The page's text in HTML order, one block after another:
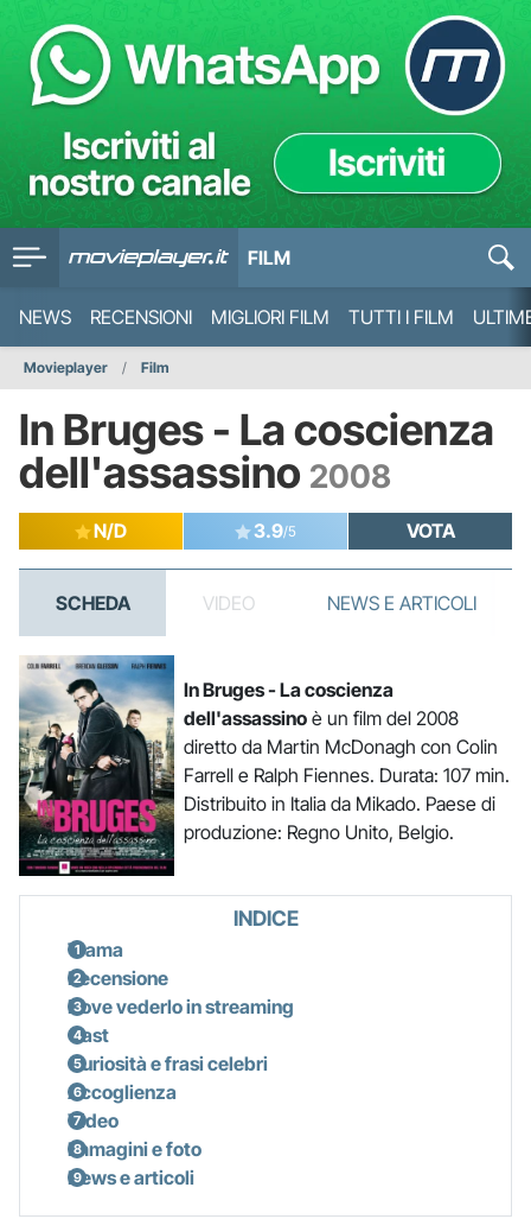
FILM
NEWS RECENSIONI MIGLIORI FILM TUTTI I FILM
Movieplayer Film
In Bruges - La coscienza
dell'assassino 2008
N/D 3.9/5 VOTA
SCHEDA VIDEO NEWS E ARTICOLI
In Bruges - La coscienza
dell'assassinoè un film del 2008
diretto da Martin McDonagh con Colin
Farrell e Ralph Fiennes. Durata: 107 min.
Distribuito in Italia da Mikado. Paese di
produzione: Regno Unito, Belgio.
INDICE
Trama
Recensione
Dove vederlo in streaming
Cast
Curiosità e frasi celebri
Accoglienza
Video
Immagini e foto
News e articoli